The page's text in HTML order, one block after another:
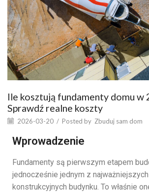
Ile kosztują fundamenty domu w
Sprawdź realne koszty
2026-03-20 / Posted by Zbuduj sam dom
Wprowadzenie
Fundamenty są pierwszym etapem
jednocześnie jednym z najważniejszych
konstrukcyjnych budynku. To właśnie